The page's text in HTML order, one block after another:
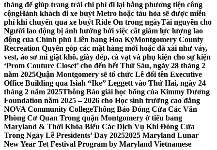
tháng để giúp trang trải chi phí đi lại bằng phương tiện công
cộngHành khách đi xe buýt Metro hoặc tàu hỏa sẽ được miễn
phí khi chuyển qua xe buýt Ride On trong ngàyTài nguyên cho
Người lao động bị ảnh hưởng bởi việc cắt giảm lực lượng lao
động của Chính phủ Liên bang Hoa KỳMontgomery County
Recreation Quyên góp các mặt hàng mới hoặc đã xài như váy,
vest, áo sơ mi giặt khô, giày dép, cà vạt và phụ kiện cho sự kiện
‘Prom Couture Closet’ cho đến hết Thứ Sáu, ngày 28 tháng 2
năm 2025Quận Montgomery sẽ tổ chức Lễ đổi tên Executive
Office Building qua Isiah “Ike” Leggett vào Thứ Hai, ngày 24
tháng 2 năm 2025Thông Báo giải học bổng của Kimmy Dương
Foundation năm 2025 – 2026 cho Học sinh trường cao đẳng
NOVA Community CollegeThông Báo Đóng Cửa Các Văn
Phòng Cơ Quan Trong quận Montgomery ở tiểu bang
Maryland & Thời Khóa Biểu Các Dịch Vụ Khi Đóng Cửa
Trong Ngày Lễ Presidents’ Day 20252025 Maryland Lunar
New Year Tet Festival Program by Maryland Vietnamese